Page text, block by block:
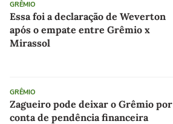
GRÊMIO
Essa foi a declaração de Weverton
após o empate entre Grêmio x
Mirassol
GRÊMIO
Zagueiro pode deixar o Grêmio por
conta de pendência financeira